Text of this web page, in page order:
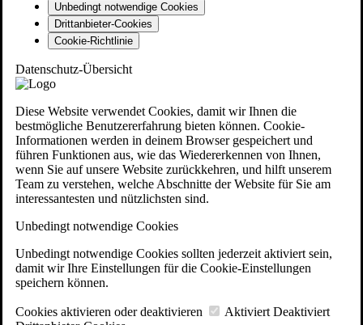
Unbedingt notwendige Cookies
Drittanbieter-Cookies
Cookie-Richtlinie
Datenschutz-Übersicht
Diese Website verwendet Cookies, damit wir Ihnen die
bestmögliche Benutzererfahrung bieten können. Cookie-
Informationen werden in deinem Browser gespeichert und
führen Funktionen aus, wie das Wiedererkennen von Ihnen,
wenn Sie auf unsere Website zurückkehren, und hilft unserem
Team zu verstehen, welche Abschnitte der Website für Sie am
interessantesten und nützlichsten sind.
Unbedingt notwendige Cookies
Unbedingt notwendige Cookies sollten jederzeit aktiviert sein,
damit wir Ihre Einstellungen für die Cookie-Einstellungen
speichern können.
Cookies aktivieren oder deaktivieren Aktiviert Deaktiviert